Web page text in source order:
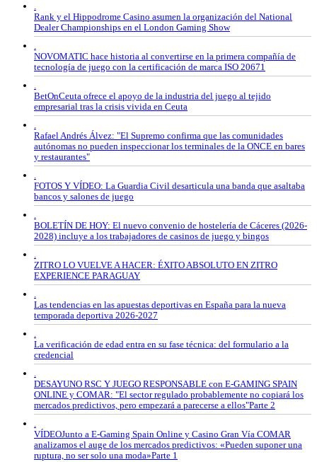
.
Rank y el Hippodrome Casino asumen la organización del National
Dealer Championships en el London Gaming Show
.
NOVOMATIC hace historia al convertirse en la primera compañía de
tecnología de juego con la certificación de marca ISO 20671
.
BetOnCeuta ofrece el apoyo de la industria del juego al tejido
empresarial tras la crisis vivida en Ceuta
.
Rafael Andrés Álvez: "El Supremo confirma que las comunidades
autónomas no pueden inspeccionar los terminales de la ONCE en bares
y restaurantes"
.
FOTOS Y VÍDEO: La Guardia Civil desarticula una banda que asaltaba
bancos y salones de juego
.
BOLETÍN DE HOY: El nuevo convenio de hostelería de Cáceres (2026-
2028) incluye a los trabajadores de casinos de juego y bingos
.
ZITRO LO VUELVE A HACER: ÉXITO ABSOLUTO EN ZITRO
EXPERIENCE PARAGUAY
.
Las tendencias en las apuestas deportivas en España para la nueva
temporada deportiva 2026-2027
.
La verificación de edad entra en su fase técnica: del formulario a la
credencial
.
DESAYUNO RSC Y JUEGO RESPONSABLE con E-GAMING SPAIN
ONLINE y COMAR: "El sector regulado probablemente no copiará los
mercados predictivos, pero empezará a parecerse a ellos"Parte 2
.
VÍDEOJunto a E-Gaming Spain Online y Casino Gran Vía COMAR
analizamos el auge de los mercados predictivos: «Pueden suponer una
ruptura, no ser solo una moda»Parte 1